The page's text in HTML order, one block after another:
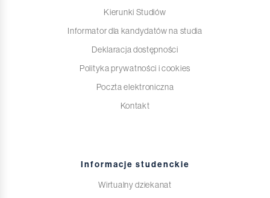
Kierunki Studiów
Informator dla kandydatów na studia
Deklaracja dostępności
Polityka prywatności i cookies
Poczta elektroniczna
Kontakt
Informacje studenckie
Wirtualny dziekanat